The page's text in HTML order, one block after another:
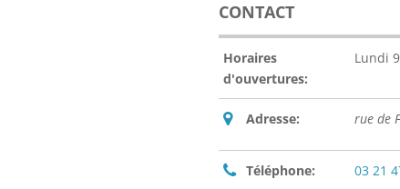
CONTACT
Horaires
d'ouvertures:
Lundi
Adresse: rue de
Téléphone: 03 21